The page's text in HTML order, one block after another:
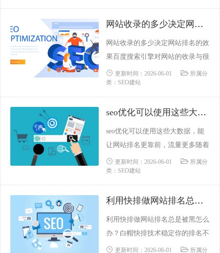
PC与移动站点，这样才可以使平
台快速地检验您提交的数据、给出
匹配关系时，可以使用规则适......
网站收录的多少决定网站排名的效果
网站收录的多少决定网站排名的效
果百度搜索引擎对网站的收录与很
多因素有关。网站要想被百度搜索
引擎收录，需要站长不断调整和完
善网站整体结构，并对网站结构、
内容、链接等细节进行优化，从而
状况。许多新手站长可能会感到
更新时间：2026-06-01
所属分
类：SEO建站
seo优化可以使用这些大数据，能让网站排名更靠前，流量更多
seo优化可以使用这些大数据，能
让网站排名更靠前，流量更多随着
大数据时代的到来和互联网技术的
飞速发展，数据在企业的日常经营
管理中无处不在。各种数据的收
录、集成、分析和研究对企业的发
更新时间：2026-06-01
所属分
类：SEO建站
利用快排做网站排名总是被黑怎么办？白帽快排技术稳定你的排名不成问题
利用快排做网站排名总是被黑怎么
办？白帽快排技术稳定你的排名不
成问题现在互联网上有上千万个网
更新时间：2026-06-01 所属分